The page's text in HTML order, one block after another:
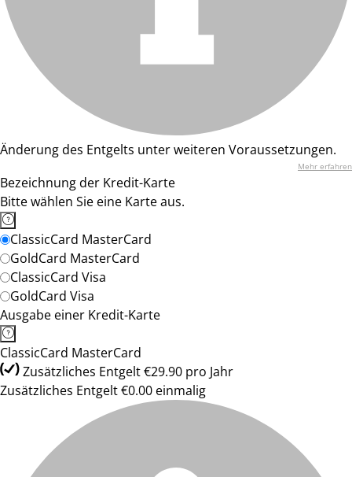
Änderung des Entgelts unter weiteren Voraussetzungen.
Mehr erfahren
Bezeichnung der Kredit-Karte
Bitte wählen Sie eine Karte aus.
ClassicCard MasterCard
GoldCard MasterCard
ClassicCard Visa
GoldCard Visa
Ausgabe einer Kredit-Karte
ClassicCard MasterCard
Zusätzliches Entgelt €29.90 pro Jahr
Zusätzliches Entgelt €0.00 einmalig